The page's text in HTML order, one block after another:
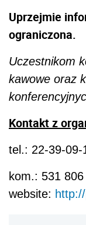
Uprzejmie
ograniczona.
Uczestnikom
kawowe oraz
Kontakt z
tel.: 22-39-09-
kom.: 531
website: